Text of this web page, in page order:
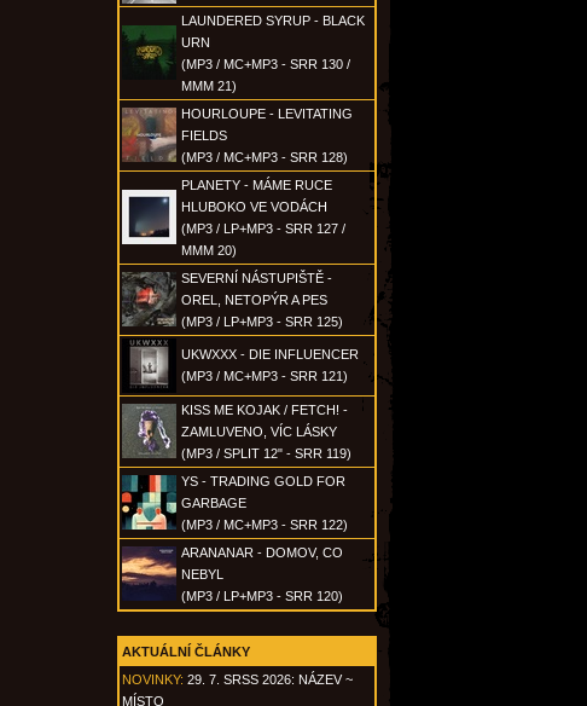
LAUNDERED SYRUP - BLACK
URN
(MP3 / MC+MP3 - SRR 130 /
MMM 21)
HOURLOUPE - LEVITATING
FIELDS
(MP3 / MC+MP3 - SRR 128)
PLANETY - MÁME RUCE
HLUBOKO VE VODÁCH
(MP3 / LP+MP3 - SRR 127 /
MMM 20)
SEVERNÍ NÁSTUPIŠTĚ -
OREL, NETOPÝR A PES
(MP3 / LP+MP3 - SRR 125)
UKWXXX - DIE INFLUENCER
(MP3 / MC+MP3 - SRR 121)
KISS ME KOJAK / FETCH! -
ZAMLUVENO, VÍC LÁSKY
(MP3 / SPLIT 12" - SRR 119)
YS - TRADING GOLD FOR
GARBAGE
(MP3 / MC+MP3 - SRR 122)
ARANANAR - DOMOV, CO
NEBYL
(MP3 / LP+MP3 - SRR 120)
AKTUÁLNÍ ČLÁNKY
NOVINKY: 29. 7. SRSS 2026: NÁZEV ~
MÍSTO